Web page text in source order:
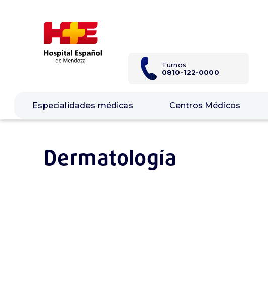
Turnos
0810-122-0000
Especialidades médicas Centros Médicos
Dermatología